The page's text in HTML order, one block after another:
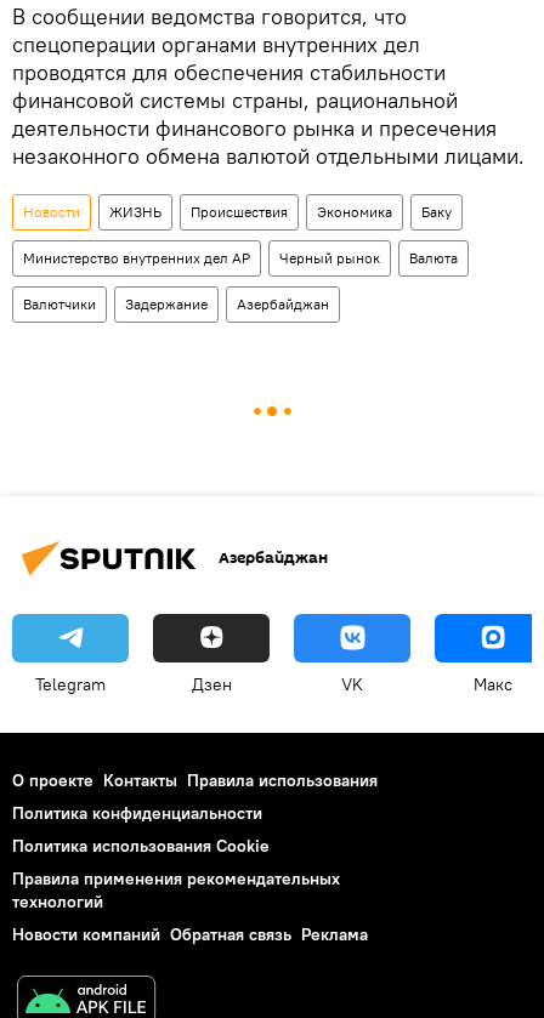
В сообщении ведомства говорится, что
спецоперации органами внутренних дел
проводятся для обеспечения стабильности
финансовой системы страны, рациональной
деятельности финансового рынка и пресечения
незаконного обмена валютой отдельными лицами.
Новости ЖИЗНЬ Происшествия Экономика Баку
Министерство внутренних дел АР Черный рынок Валюта
Валютчики Задержание Азербайджан
Азербайджан
Telegram Дзен VK Макс
О проекте Контакты Правила использования
Политика конфиденциальности
Политика использования Cookie
Правила применения рекомендательных
технологий
Новости компаний Обратная связь Реклама